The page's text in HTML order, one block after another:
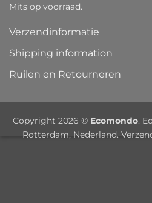
Mits op voorraad.
Verzendinformatie
Shipping information
Ruilen en Retourneren
Copyright 2026 © Ecomondo.
Rotterdam, Nederland.